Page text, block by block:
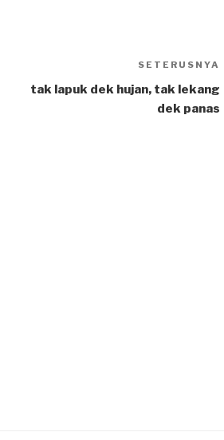
SETERUSNYA
tak lapuk dek hujan, tak lekang
dek panas